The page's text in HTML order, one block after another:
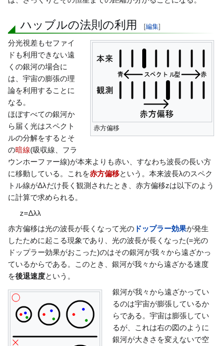
ハッブルの法則の利用 [編集]
赤方偏移
分光視差もセファイ
ドも利用できない遠
くの銀河の場合に
は、宇宙の膨張の理
論を利用することに
なる。
ほぼすべての銀河か
ら届く光はスペクト
ルの分解をするとそ
の暗線(吸収線、フラ
ウンホーファー線)が本来よりも赤い、すなわち波長の長い方
に移動している。これを赤方偏移という。本来波長λのスペク
トル線がΔλだけ長く観測されたとき、赤方偏移zは以下のよう
に計算で求められる。
z=Δλλ
赤方偏移は光の波長が長くなって光の ドップラー効果が発生
したために起こる現象であり、光の波長が長くなった(=光の
ドップラー効果がおこった)のはその銀河が我々から遠ざかっ
ているからである。このとき、銀河が我々から遠ざかる速度
を後退速度という。
銀河が我々から遠ざかってい
るのは宇宙が膨張しているか
らである。宇宙は膨張してい
るが、これは右の図のように
銀河が大きさを変えないで空